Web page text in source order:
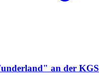
an der KGS